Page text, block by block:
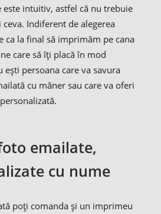
intuitiv, astfel că nu trebuie
Indiferent de alegerea
ca la final să imprimăm pe cana
care să îți placă în mod
ești persoana care va savura
cu mâner sau care va oferi
emailate,
cu nume
poți comanda și un imprimeu